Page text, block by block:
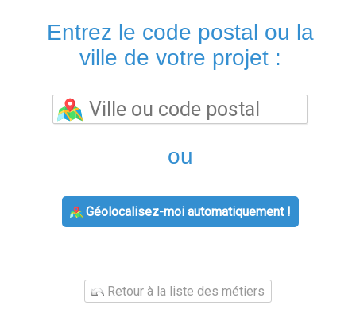
Entrez le code postal ou la
ville de votre projet :
ou
Géolocalisez-moi automatiquement !
Retour à la liste des métiers